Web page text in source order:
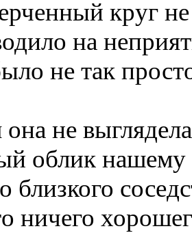
круг
на
не так
не
облик
близкого
ничего